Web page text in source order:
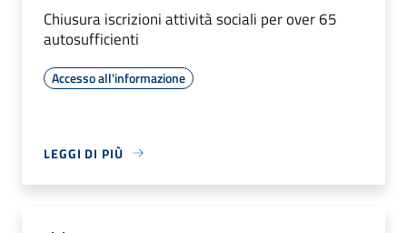
Chiusura iscrizioni attività sociali per over 65
autosufficienti
Accesso all'informazione
LEGGI DI PIÙ